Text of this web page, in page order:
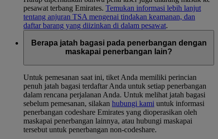
pesawat terbang Emirates. Temukan informasi lebih lanjut
tentang anjuran TSA mengenai tindakan keamanan, dan
daftar barang yang diizinkan di dalam pesawat.
Berapa jatah bagasi pada penerbangan dengan
maskapai penerbangan lain?
Untuk pemesanan saat ini, tiket Anda memiliki perincian
penuh jatah bagasi terdaftar Anda untuk setiap penerbangan
dalam rencana perjalanan Anda. Untuk melihat jatah bagasi
sebelum pemesanan, silakan hubungi kami untuk informasi
penerbangan codeshare Emirates yang dioperasikan oleh
maskapai penerbangan lainnya, atau hubungi maskapai
tersebut untuk penerbangan non-codeshare.